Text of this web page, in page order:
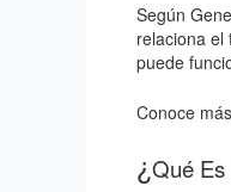
Según
relaciona el
puede
Conoce
¿Qué Es